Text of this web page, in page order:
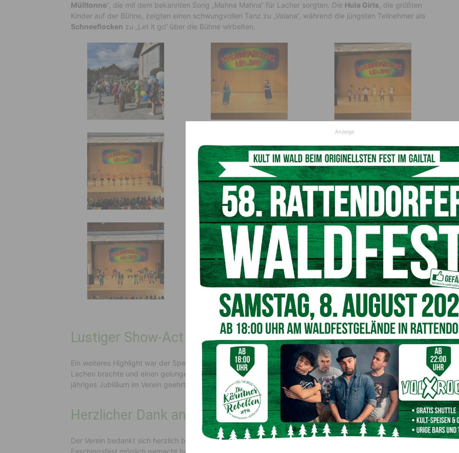
Mülltonne“, die mit dem bekannten Song „Mahna Mahna“ für Lacher sorgten. Die Hula Girls , die größten
Kinder auf der Bühne, zeigten einen schwungvollen Tanz zu „Vaiana“, während die jüngsten Teilnehmer als
Schneeflocken zu „Let it go“ über die Bühne wirbelten.
Lustiger Show-Act und besondere Ehrungen
Ein weiteres Highlight war der Special-Auftritt „ Kostüm in Chaos
“, der das Publikum mit viel Witz zum
Lachen brachte und einen gelungenen Abschluss der Tänze bildete. Zudem wurden zwei Kinder für ihr 10-
jähriges Jubiläum im Verein geehrt und erhielten eine Urkunde als Anerkennung für ihr Engagement.
Herzlicher Dank an Sponsoren, Helfer und Mitwirkende
Der Verein bedankt sich herzlich bei allen Sponsoren, Helfern und Mitwirkenden, die dieses fröhliche
Faschingsfest möglich gemacht haben.
Anzeige